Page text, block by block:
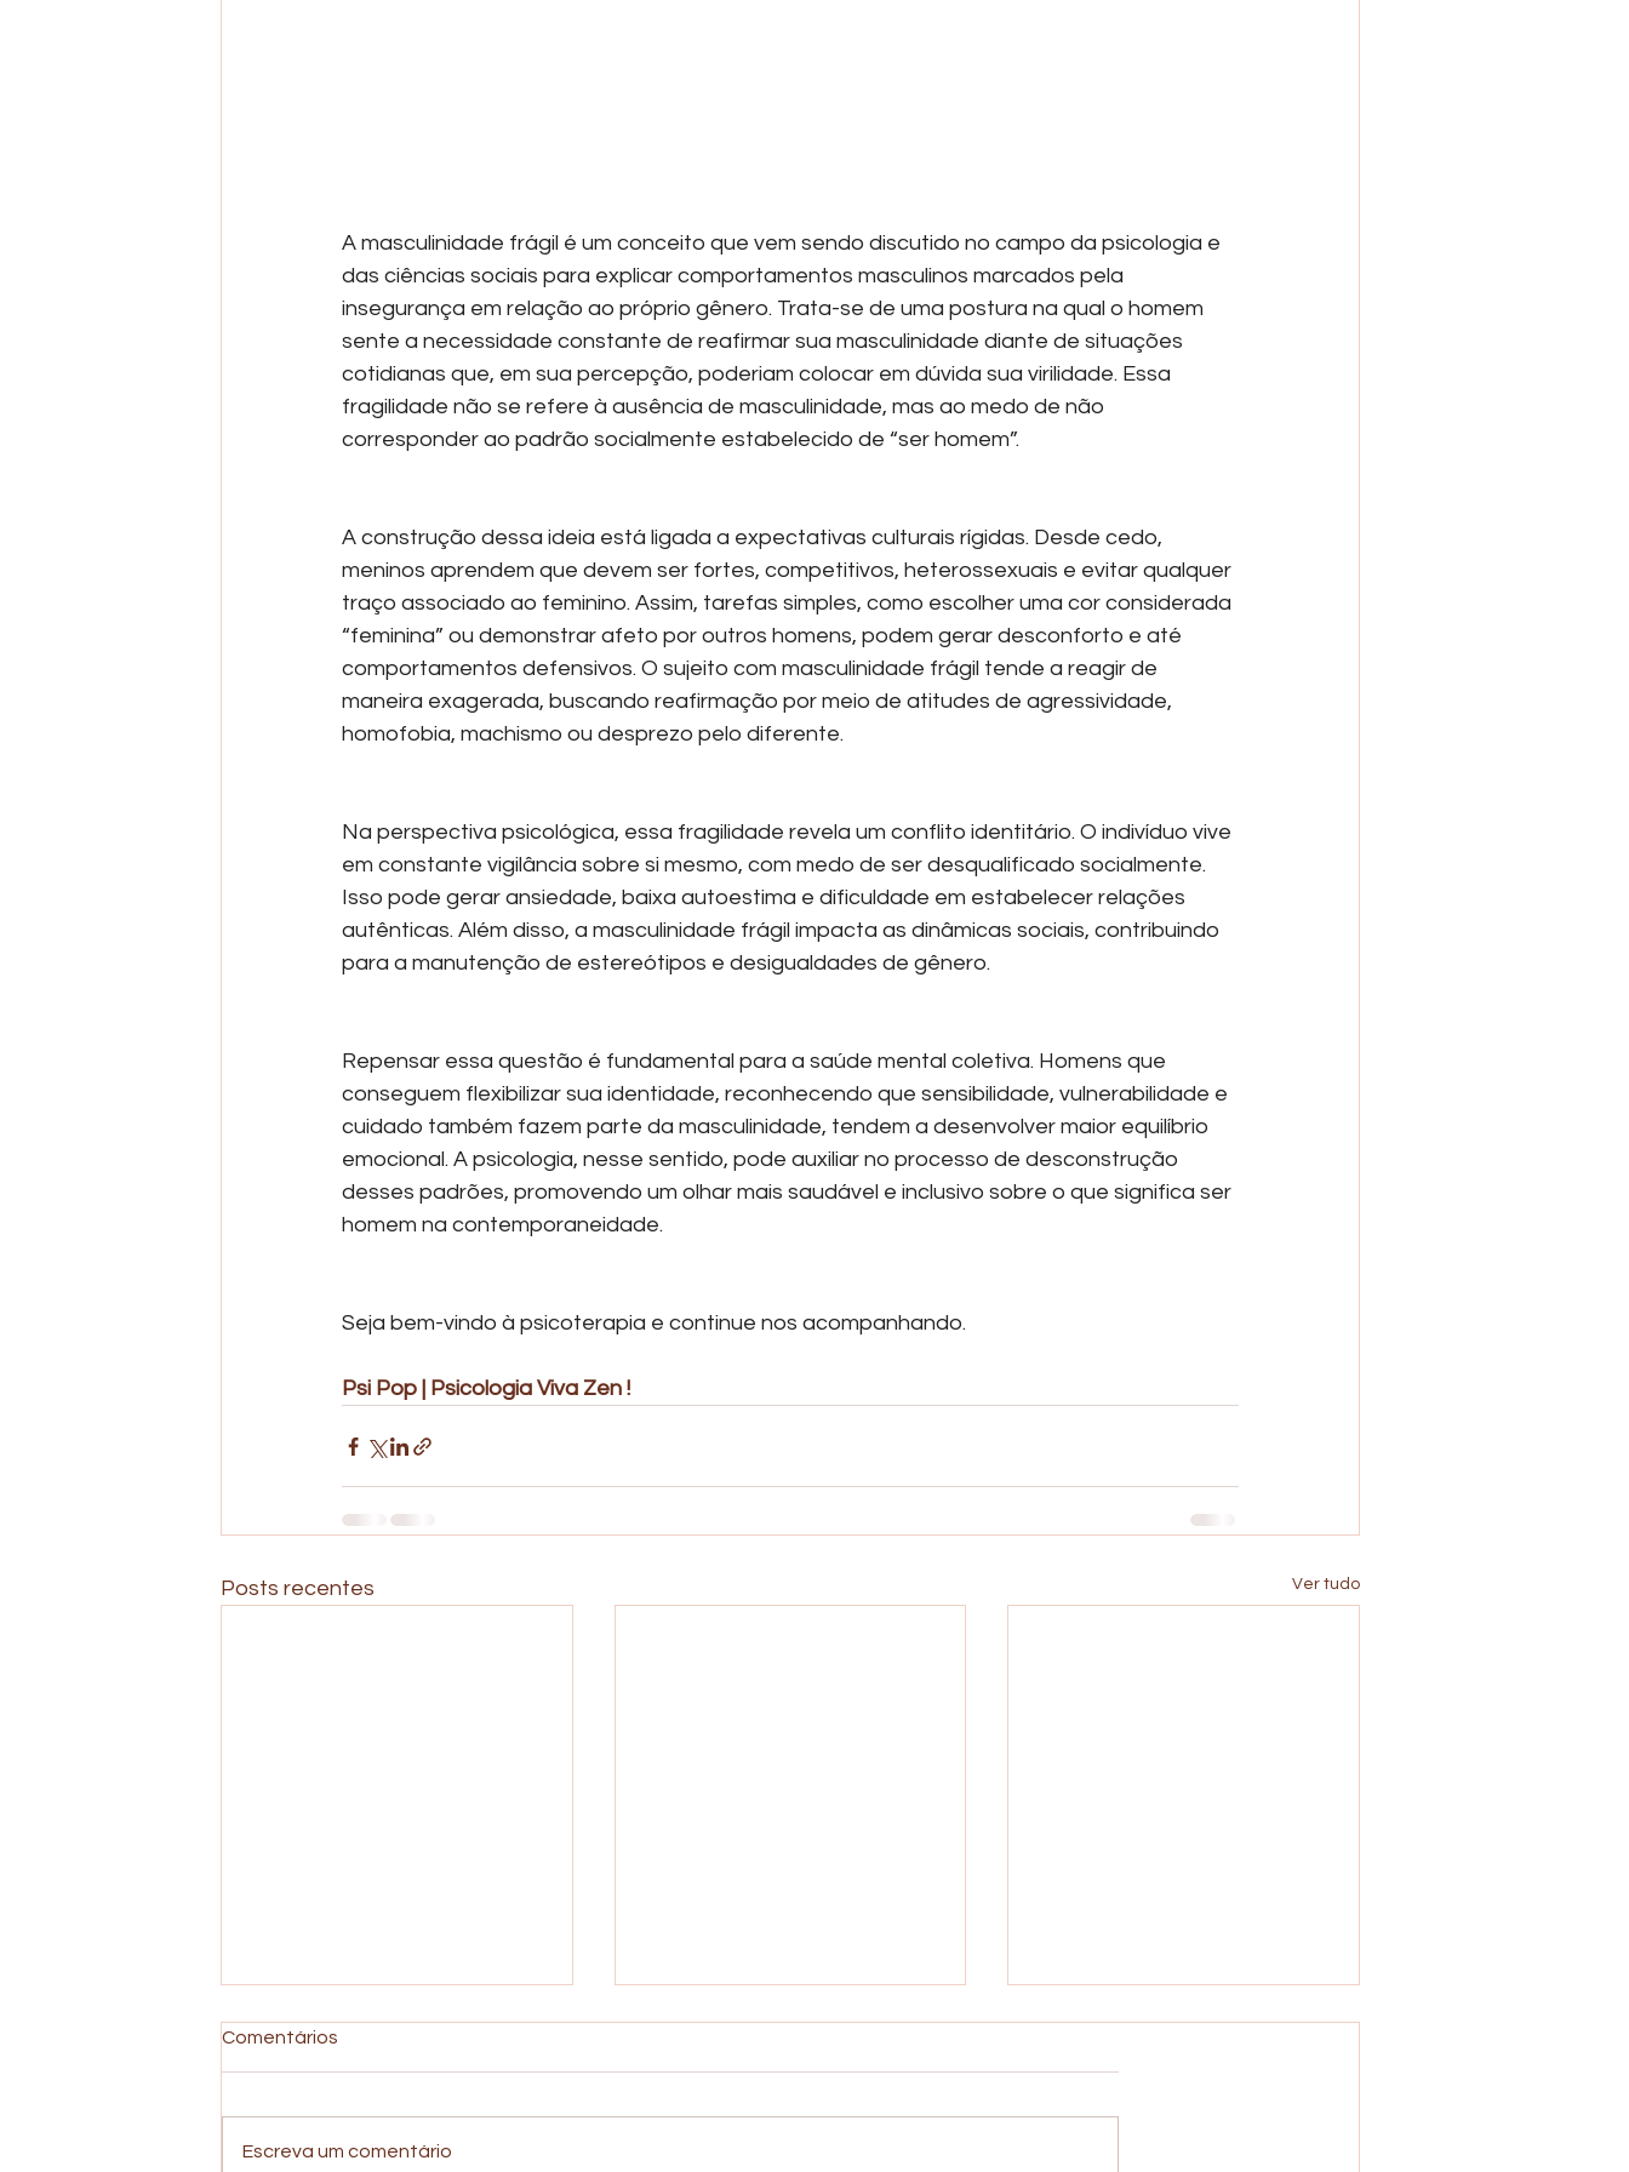
A masculinidade frágil é um conceito que vem sendo discutido no campo da psicologia e
das ciências sociais para explicar comportamentos masculinos marcados pela
insegurança em relação ao próprio gênero. Trata-se de uma postura na qual o homem
sente a necessidade constante de reafirmar sua masculinidade diante de situações
cotidianas que, em sua percepção, poderiam colocar em dúvida sua virilidade. Essa
fragilidade não se refere à ausência de masculinidade, mas ao medo de não
corresponder ao padrão socialmente estabelecido de “ser homem”.
A construção dessa ideia está ligada a expectativas culturais rígidas. Desde cedo,
meninos aprendem que devem ser fortes, competitivos, heterossexuais e evitar qualquer
traço associado ao feminino. Assim, tarefas simples, como escolher uma cor considerada
“feminina” ou demonstrar afeto por outros homens, podem gerar desconforto e até
comportamentos defensivos. O sujeito com masculinidade frágil tende a reagir de
maneira exagerada, buscando reafirmação por meio de atitudes de agressividade,
homofobia, machismo ou desprezo pelo diferente.
Na perspectiva psicológica, essa fragilidade revela um conflito identitário. O indivíduo vive
em constante vigilância sobre si mesmo, com medo de ser desqualificado socialmente.
Isso pode gerar ansiedade, baixa autoestima e dificuldade em estabelecer relações
autênticas. Além disso, a masculinidade frágil impacta as dinâmicas sociais, contribuindo
para a manutenção de estereótipos e desigualdades de gênero.
Repensar essa questão é fundamental para a saúde mental coletiva. Homens que
conseguem flexibilizar sua identidade, reconhecendo que sensibilidade, vulnerabilidade e
cuidado também fazem parte da masculinidade, tendem a desenvolver maior equilíbrio
emocional. A psicologia, nesse sentido, pode auxiliar no processo de desconstrução
desses padrões, promovendo um olhar mais saudável e inclusivo sobre o que significa ser
homem na contemporaneidade.
Seja bem-vindo à psicoterapia e continue nos acompanhando.
Psi Pop | Psicologia Viva Zen !
Posts recentes Ver tudo
Comentários
Escreva um comentário